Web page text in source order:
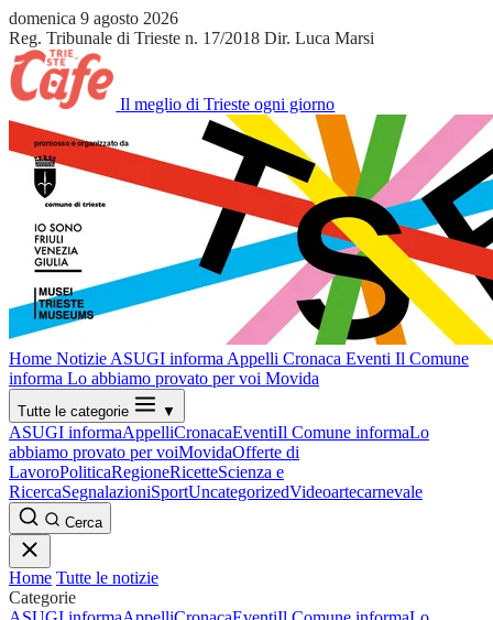
domenica 9 agosto 2026
Reg. Tribunale di Trieste n. 17/2018 Dir. Luca Marsi
Il meglio di Trieste ogni giorno
Home Notizie ASUGI informa Appelli Cronaca Eventi Il Comune
informa Lo abbiamo provato per voi Movida
Tutte le categorie ▼
ASUGI informaAppelliCronacaEventiIl Comune informaLo
abbiamo provato per voiMovidaOfferte di
LavoroPoliticaRegioneRicetteScienza e
RicercaSegnalazioniSportUncategorizedVideoartecarnevale
Cerca
Home Tutte le notizie
Categorie